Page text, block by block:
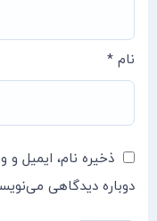
نام *
ذخیره نام، ایمیل و
دوباره دیدگاهی